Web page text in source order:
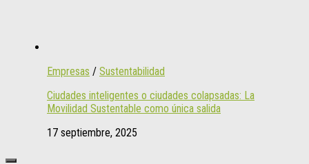
Empresas / Sustentabilidad
Ciudades inteligentes o ciudades colapsadas: La
Movilidad Sustentable como única salida
17 septiembre, 2025